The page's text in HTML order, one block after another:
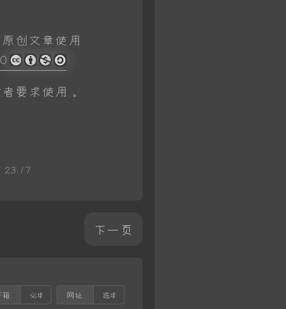
创文章使用
要求使用。
23:17
下一页
箱 网址